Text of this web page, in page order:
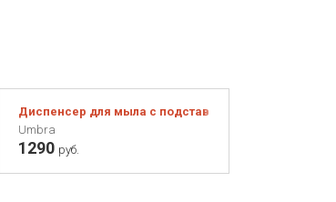
Диспенсер для мыла с подставкой для губки Joey
Umbra
1290 руб.